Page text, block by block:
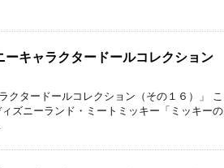
ーキャラクタードールコレクション
クタードールコレクション（その１６）」 こ
ニーランド・ミートミッキー「ミッキーの